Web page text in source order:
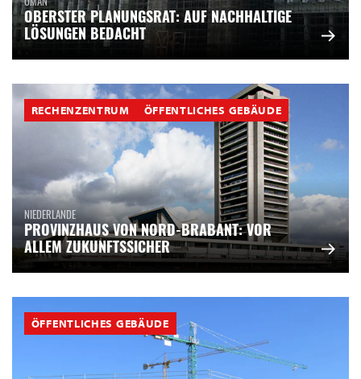
OMAN
OBERSTER PLANUNGSRAT: AUF NACHHALTIGE
LÖSUNGEN BEDACHT
RECHENZENTRUM ÖFFENTLICHES GEBÄUDE
NIEDERLANDE
PROVINZHAUS VON NORD-BRABANT: VOR
ALLEM ZUKUNFTSSICHER
ÖFFENTLICHES GEBÄUDE